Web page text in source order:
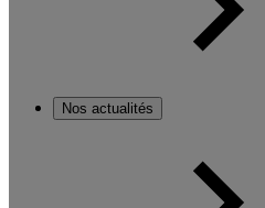
Nos actualités